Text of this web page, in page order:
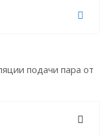
подачи пара от